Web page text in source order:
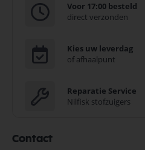
Voor 17:00 besteld
direct verzonden
Kies uw leverdag
of afhaalpunt
Reparatie Service
Nilfisk stofzuigers
Contact